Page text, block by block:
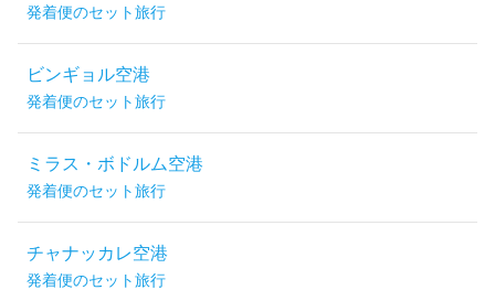
発着便のセット旅行
ビンギョル空港
発着便のセット旅行
ミラス・ボドルム空港
発着便のセット旅行
チャナッカレ空港
発着便のセット旅行